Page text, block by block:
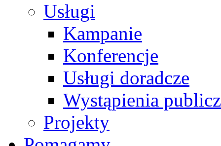
Usługi
Kampanie
Konferencje
Usługi doradcze
Wystąpienia
Projekty